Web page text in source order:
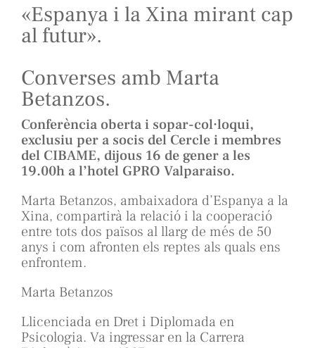
«Espanya i la Xina mirant cap
al futur».
Converses amb Marta
Betanzos.
Conferència oberta i sopar-col·loqui,
exclusiu per a socis del Cercle i membres
del CIBAME, dijous 16 de gener a les
19.00h a l’hotel GPRO Valparaiso.
Marta Betanzos, ambaixadora d’Espanya a la
Xina, compartirà la relació i la cooperació
entre tots dos països al llarg de més de 50
anys i com afronten els reptes als quals ens
enfrontem.
Marta Betanzos
Llicenciada en Dret i Diplomada en
Psicologia. Va ingressar en la Carrera